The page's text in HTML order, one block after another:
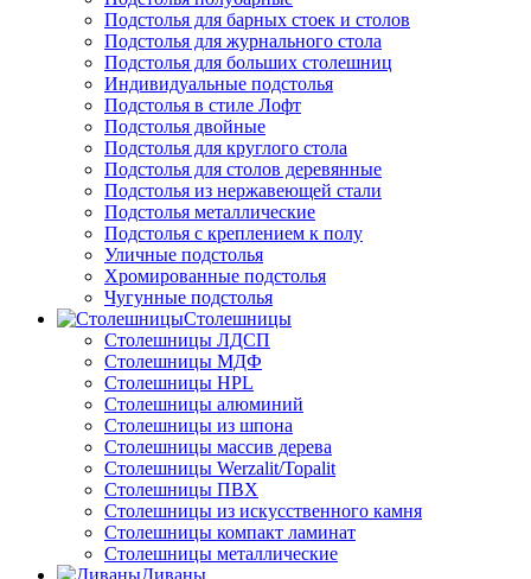
Подстолья для барных стоек и столов
Подстолья для журнального стола
Подстолья для больших столешниц
Индивидуальные подстолья
Подстолья в стиле Лофт
Подстолья двойные
Подстолья для круглого стола
Подстолья для столов деревянные
Подстолья из нержавеющей стали
Подстолья металлические
Подстолья с креплением к полу
Уличные подстолья
Хромированные подстолья
Чугунные подстолья
Столешницы
Столешницы ЛДСП
Столешницы МДФ
Столешницы HPL
Столешницы алюминий
Столешницы из шпона
Столешницы массив дерева
Столешницы Werzalit/Topalit
Столешницы ПВХ
Столешницы из искусственного камня
Столешницы компакт ламинат
Столешницы металлические
Диваны